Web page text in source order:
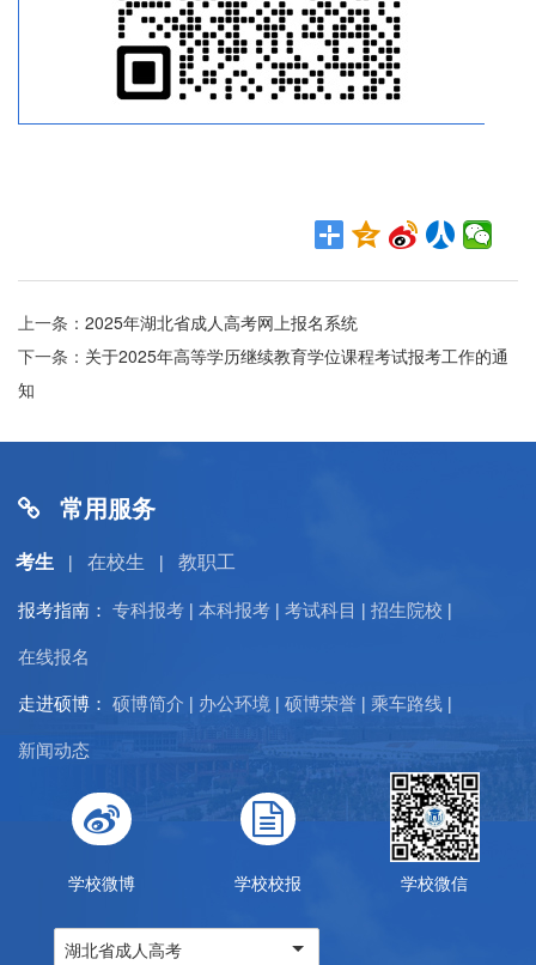
上一条： 2025年湖北省成人高考网上报名系统
下一条： 关于2025年高等学历继续教育学位课程考试报考工作的通
知
常用服务
考生 | 在校生 | 教职工
报考指南： 专科报考 | 本科报考 | 考试科目 | 招生院校 |
在线报名
走进硕博： 硕博简介 | 办公环境 | 硕博荣誉 | 乘车路线 |
新闻动态
学校微博 学校校报 学校微信
湖北省成人高考